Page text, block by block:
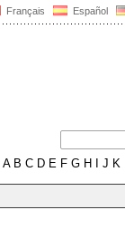
Français Español
AB C D E F G H J K